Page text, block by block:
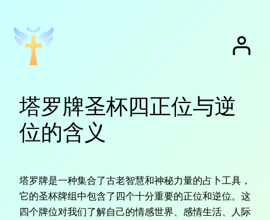
塔罗牌圣杯四正位与逆
位的含义
塔罗牌是一种集合了古老智慧和神秘力量的占卜工具，
它的圣杯牌组中包含了四个十分重要的正位和逆位。这
四个牌位对我们了解自己的情感世界、感情生活、人际